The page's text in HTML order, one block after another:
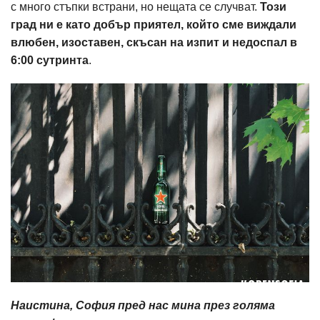
с много стъпки встрани, но нещата се случват. Този
град ни е като добър приятел, който сме виждали
влюбен, изоставен, скъсан на изпит и недоспал в
6:00 сутринта.
Наистина, София пред нас мина през голяма